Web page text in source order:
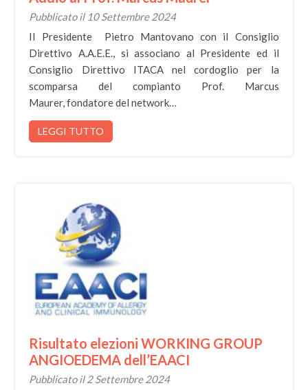
Pubblicato il 10 Settembre 2024
Il Presidente Pietro Mantovano con il Consiglio
Direttivo A.A.E.E., si associano al Presidente ed il
Consiglio Direttivo ITACA nel cordoglio per la
scomparsa del compianto Prof. Marcus
Maurer, fondatore del network…
LEGGI TUTTO
Risultato elezioni WORKING GROUP
ANGIOEDEMA dell’EAACI
Pubblicato il 2 Settembre 2024